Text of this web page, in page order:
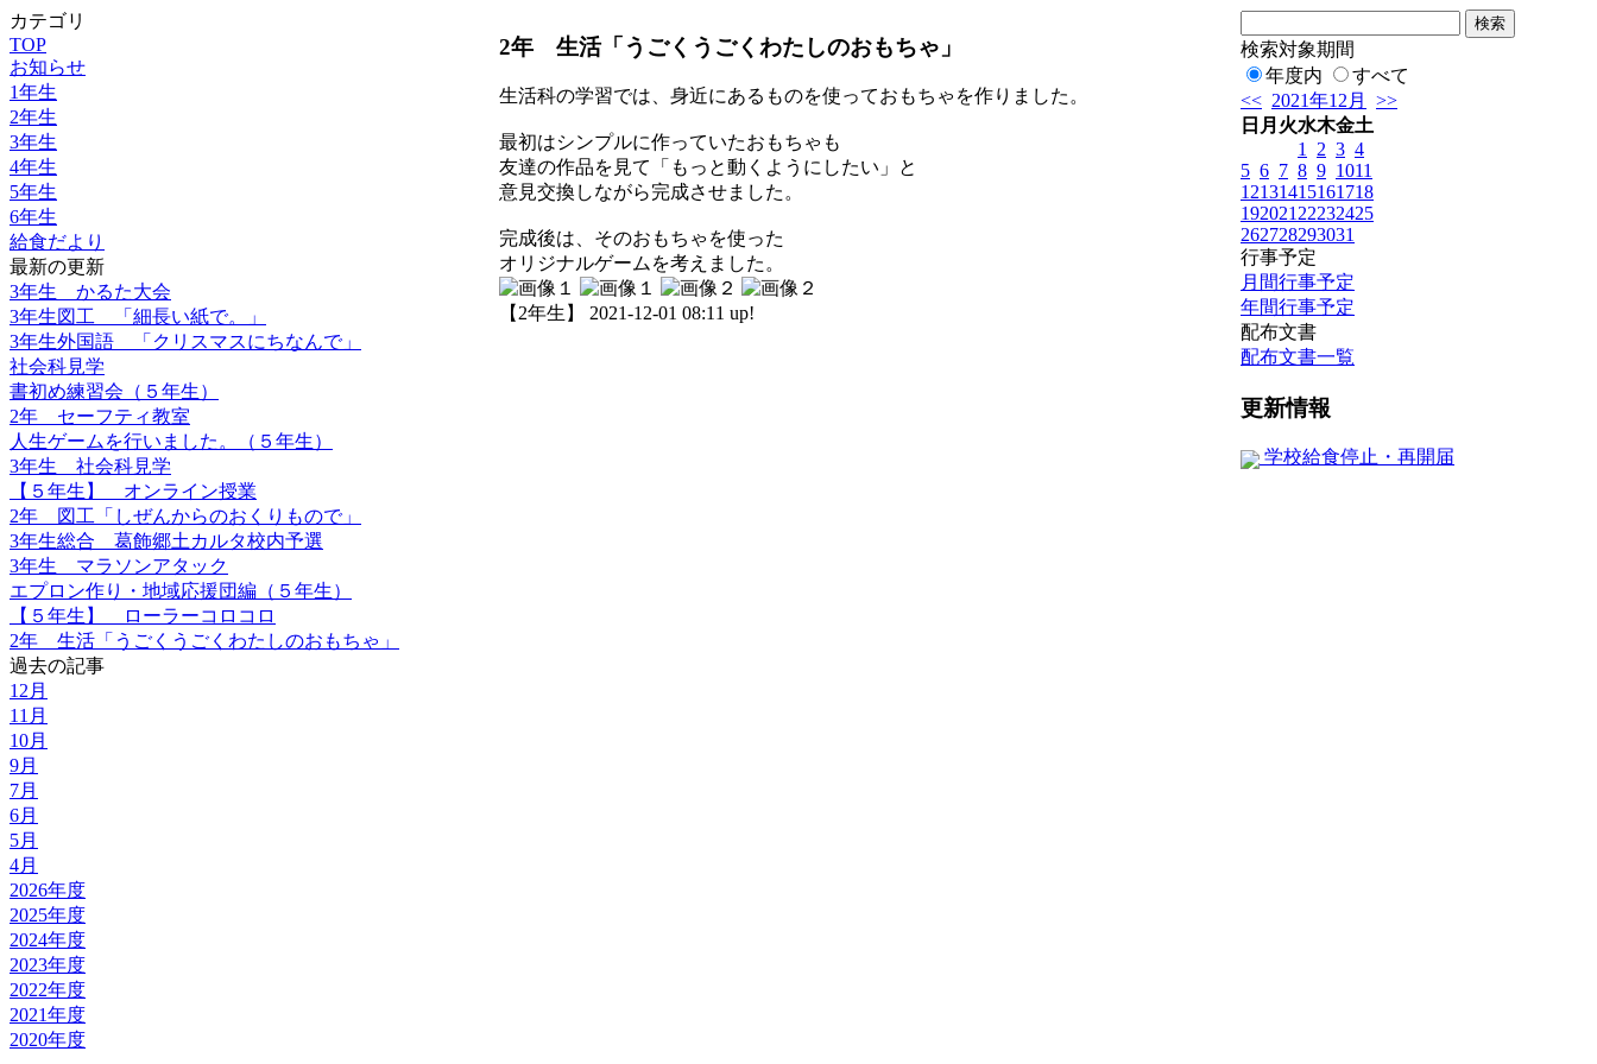
カテゴリ
TOP
お知らせ
1年生
2年生
3年生
4年生
5年生
6年生
給食だより
最新の更新
3年生 かるた大会
3年生図工 「細長い紙で。」
3年生外国語 「クリスマスにちなんで」
社会科見学
書初め練習会（５年生）
2年 セーフティ教室
人生ゲームを行いました。（５年生）
3年生 社会科見学
【５年生】 オンライン授業
2年 図工「しぜんからのおくりもので」
3年生総合 葛飾郷土カルタ校内予選
3年生 マラソンアタック
エプロン作り・地域応援団編（５年生）
【５年生】 ローラーコロコロ
2年 生活「うごくうごくわたしのおもちゃ」
過去の記事
12月
11月
10月
9月
7月
6月
5月
4月
2026年度
2025年度
2024年度
2023年度
2022年度
2021年度
2020年度
2年 生活「うごくうごくわたしのおもちゃ」
生活科の学習では、身近にあるものを使っておもちゃを作りました。
最初はシンプルに作っていたおもちゃも
友達の作品を見て「もっと動くようにしたい」と
意見交換しながら完成させました。
完成後は、そのおもちゃを使った
オリジナルゲームを考えました。
【2年生】 2021-12-01 08:11 up!
検索対象期間
年度内
すべて
<< 2021年12月
>>
日 月 火水木金土
1
2 3 4
5 6 7 8 9 1011
12131415161718
192021 22232425
262728293031
行事予定
月間行事予定
年間行事予定
配布文書
配布文書一覧
更新情報
学校給食停止・再開届